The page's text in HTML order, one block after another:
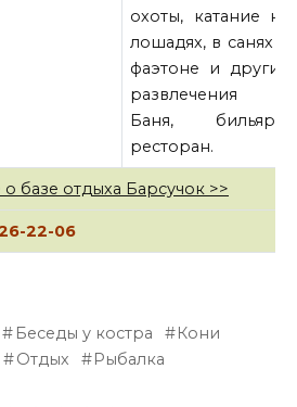
охоты, катание на
лошадях, в санях и
фаэтоне и другие
развлечения
Баня, бильярд,
ресторан.
базе отдыха Барсучок >>
22-06
Беседы у костра
Кони
Отдых Рыбалка